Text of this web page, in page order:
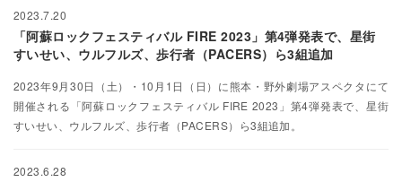
2023.7.20
「阿蘇ロックフェスティバル FIRE 2023」第4弾発表で、星街
すいせい、ウルフルズ、歩行者（PACERS）ら3組追加
2023年9月30日（土）・10月1日（日）に熊本・野外劇場アスペクタにて
開催される「阿蘇ロックフェスティバル FIRE 2023」第4弾発表で、星街
すいせい、ウルフルズ、歩行者（PACERS）ら3組追加。
2023.6.28